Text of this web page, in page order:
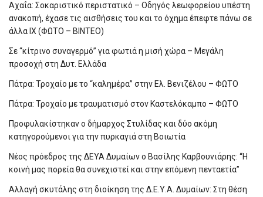
Αχαΐα: Σοκαριστικό περιστατικό – Οδηγός λεωφορείου υπέστη
ανακοπή, έχασε τις αισθήσεις του και το όχημα έπεφτε πάνω σε
άλλα ΙΧ (ΦΩΤΟ – ΒΙΝΤΕΟ)
Σε “κίτρινο συναγερμό” για φωτιά η μισή χώρα – Μεγάλη
προσοχή στη Δυτ. Ελλάδα
Πάτρα: Τροχαίο με το “καλημέρα” στην Ελ. Βενιζέλου – ΦΩΤΟ
Πάτρα: Τροχαίο με τραυματισμό στον Καστελόκαμπο – ΦΩΤΟ
Προφυλακίστηκαν ο δήμαρχος Στυλίδας και δύο ακόμη
κατηγορούμενοι για την πυρκαγιά στη Βοιωτία
Νέος πρόεδρος της ΔΕΥΑ Δυμαίων ο Βασίλης Καρβουνιάρης: “Η
κοινή μας πορεία θα συνεχιστεί και στην επόμενη πενταετία”
Αλλαγή σκυτάλης στη διοίκηση της Δ.Ε.Υ.Α. Δυμαίων: Στη θέση